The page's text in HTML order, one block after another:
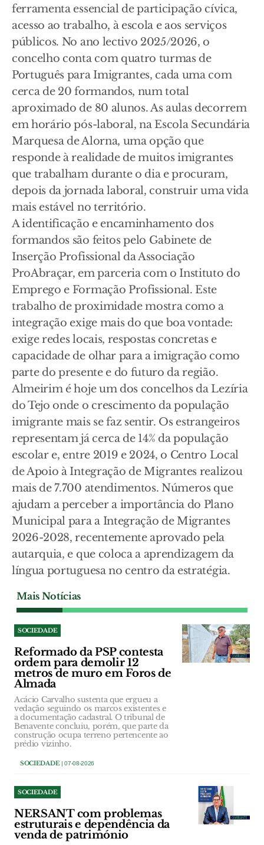
ferramenta essencial de participação cívica,
acesso ao trabalho, à escola e aos serviços
públicos. No ano lectivo 2025/2026, o
concelho conta com quatro turmas de
Português para Imigrantes, cada uma com
cerca de 20 formandos, num total
aproximado de 80 alunos. As aulas decorrem
em horário pós-laboral, na Escola Secundária
Marquesa de Alorna, uma opção que
responde à realidade de muitos imigrantes
que trabalham durante o dia e procuram,
depois da jornada laboral, construir uma vida
mais estável no território.
A identificação e encaminhamento dos
formandos são feitos pelo Gabinete de
Inserção Profissional da Associação
ProAbraçar, em parceria com o Instituto do
Emprego e Formação Profissional. Este
trabalho de proximidade mostra como a
integração exige mais do que boa vontade:
exige redes locais, respostas concretas e
capacidade de olhar para a imigração como
parte do presente e do futuro da região.
Almeirim é hoje um dos concelhos da Lezíria
do Tejo onde o crescimento da população
imigrante mais se faz sentir. Os estrangeiros
representam já cerca de 14% da população
escolar e, entre 2019 e 2024, o Centro Local
de Apoio à Integração de Migrantes realizou
mais de 7.700 atendimentos. Números que
ajudam a perceber a importância do Plano
Municipal para a Integração de Migrantes
2026-2028, recentemente aprovado pela
autarquia, e que coloca a aprendizagem da
língua portuguesa no centro da estratégia.
Mais Notícias
SOCIEDADE
Reformado da PSP contesta
ordem para demolir 12
metros de muro em Foros de
Almada
Acácio Carvalho sustenta que ergueu a
vedação seguindo os marcos existentes e
a documentação cadastral. O tribunal de
Benavente concluiu, porém, que parte da
construção ocupa terreno pertencente ao
prédio vizinho.
SOCIEDADE| 07-08-2026
SOCIEDADE
NERSANT com problemas
estruturais e dependência da
venda de património